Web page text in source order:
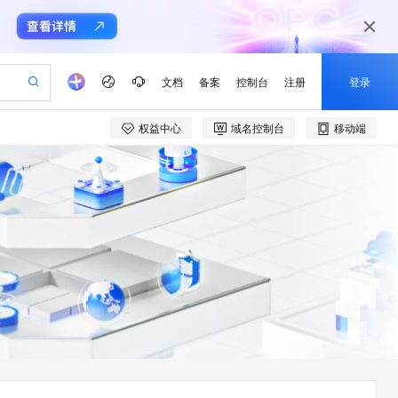
文档 备案 控制台 注册 登录
权益中心 域名控制台 移动端
平台百炼
的大模型服务与应用开发平台
频生成
1.1-T2V
语音识别与合成
Qwen3-TTS-Flash
可伸缩的云计算服务
入的云上超级电脑
产品动态
Qwen3.8-Max 模型上线
持视频检索 Pipeline 功能
应用身份服务 (IDaaS)
OpenClaw 管理能力上线
可编辑精美 PPT 文稿
轻松生成专业的 PPT
鲁游戏服务器 HOT
服务器，轻松开启游戏
体与工作流应用
通过阿里云百炼高效搭建AI应用,助力高效开发
Agency Agents：拥有专属领域专家
HappyHorse 打造一站式影视创作平台
漫剧工坊：一站式动画创作平台
快速生产连贯的高质量长漫剧
10 分钟搭建微信、支付宝小程序
启高性价比 AI 编程新体验
创作，一键激活电商全链路生产力
成，高效打造优质广告素材
AI 活动
AI 生产力先锋
先锋实践拓展 AI 生产力的边界
飞天发布时刻
所见，即是所愿
AI 实训营
从基础到进阶，Agent 创客手把手教你
一站式生成采购清单，支持单品或批量购买
阿里云 OPC 创新助力计划
至高可申请百万元
专业服务
域名
商标
备案
公司注册
上云迁移
代维服务
品伙伴计划（繁花）
服务伙伴合作计划
Al MaaS 服务伙伴赋能合作
伙伴信用分合作计划
更多支持
合作伙伴培训与认证
查询合作伙伴
开发者社区
博文
问答
电子书
镜像站
会
大会
加入我们
Careers
社会招聘
校园招聘